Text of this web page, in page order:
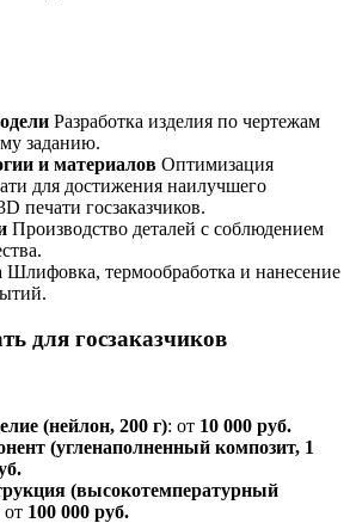
Разработка изделия по чертежам
заданию.
и материалов Оптимизация
для достижения наилучшего
печати госзаказчиков.
Производство деталей с соблюдением
Шлифовка, термообработка и нанесение
для госзаказчиков
(нейлон, 200 г): от 10 000 руб.
(угленаполненный композит, 1
(высокотемпературный
от 100 000 руб.